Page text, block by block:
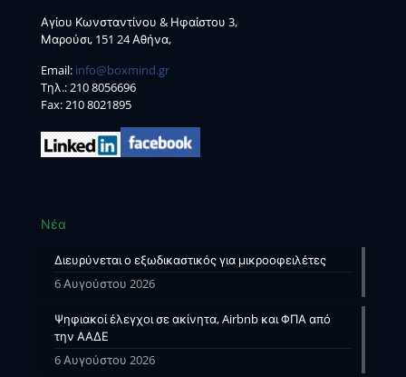
Αγίου Κωνσταντίνου & Ηφαίστου 3,
Μαρούσι, 151 24 Αθήνα,
Email: info@boxmind.gr
Tηλ.:210 8056696
Fax: 210 8021895
Νέα
Διευρύνεται ο εξωδικαστικός για μικροοφειλέτες
6 Αυγούστου 2026
Ψηφιακοί έλεγχοι σε ακίνητα, Airbnb και ΦΠΑ από
την ΑΑΔΕ
6 Αυγούστου 2026